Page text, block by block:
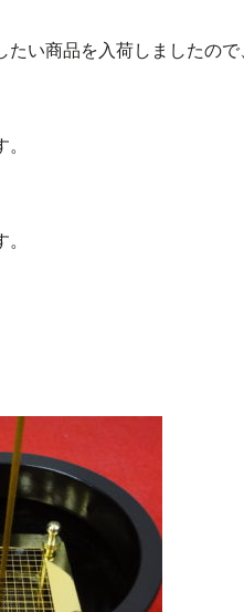
い商品を入荷しましたので